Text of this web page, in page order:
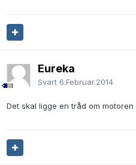
Eureka
Svart 6.Februar.2014
Det skal ligge en tråd om